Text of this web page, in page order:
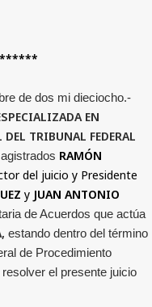
de dos mi dieciocho.-
EN
TRIBUNAL FEDERAL
RAMÓN
del juicio y Presidente
y JUAN ANTONIO
de Acuerdos que actúa
estando dentro del término
de Procedimiento
el presente juicio